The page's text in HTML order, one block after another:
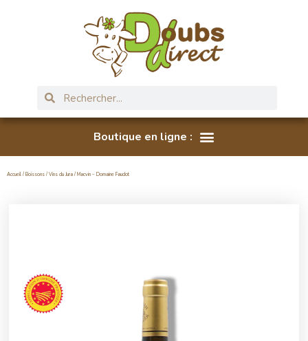
Accueil / Boissons / Vins du Jura / Macvin – Domaine Faudot